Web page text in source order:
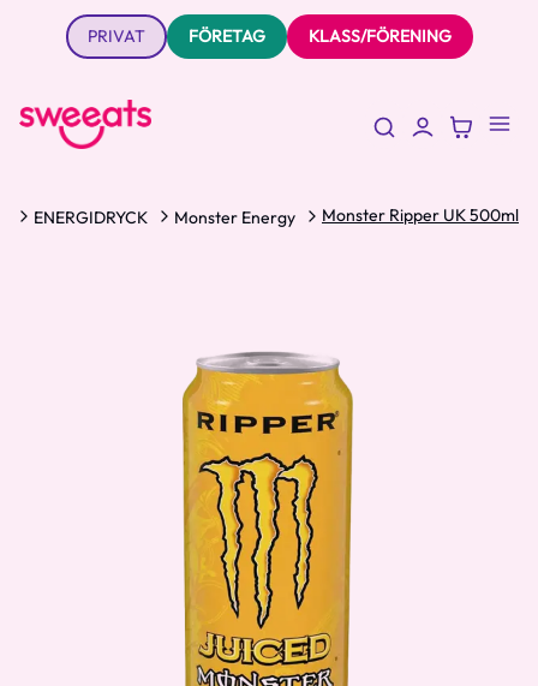
PRIVAT FÖRETAG KLASS/FÖRENING
ENERGIDRYCK Monster Energy Monster Ripper UK 500ml